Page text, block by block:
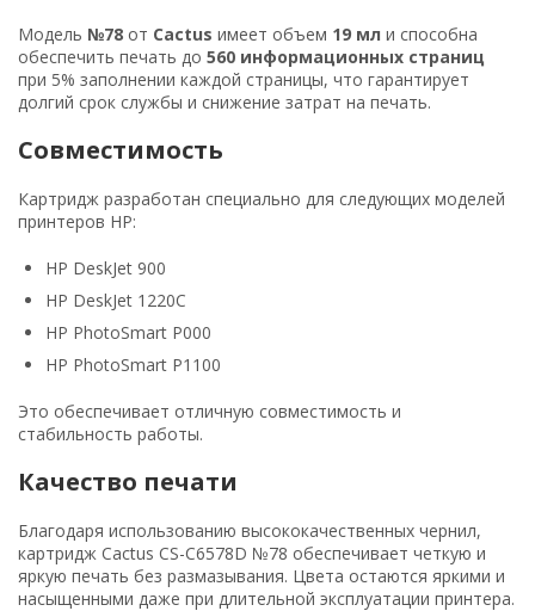
Модель №78 от Cactus имеет объем 19 мл и способна
обеспечить печать до 560 информационных страниц
при 5% заполнении каждой страницы, что гарантирует
долгий срок службы и снижение затрат на печать.
Совместимость
Картридж разработан специально для следующих моделей
принтеров HP:
HP DeskJet 900
HP DeskJet 1220C
HP PhotoSmart P000
HP PhotoSmart P1100
Это обеспечивает отличную совместимость и
стабильность работы.
Качество печати
Благодаря использованию высококачественных чернил,
картридж Cactus CS-C6578D №78 обеспечивает четкую и
яркую печать без размазывания. Цвета остаются яркими и
насыщенными даже при длительной эксплуатации принтера.